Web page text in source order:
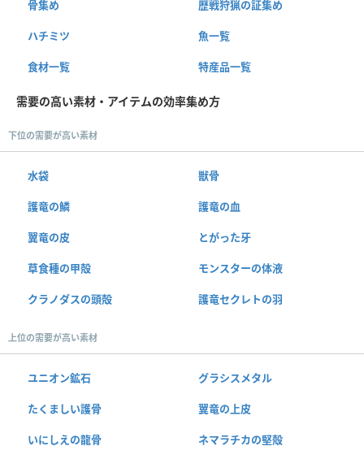
骨集め 歴戦狩猟の証集め
ハチミツ 魚一覧
食材一覧 特産品一覧
需要の高い素材・アイテムの効率集め方
下位の需要が高い素材
水袋 獣骨
護竜の鱗 護竜の血
翼竜の皮 とがった牙
草食種の甲殻 モンスターの体液
クラノダスの頭殻 護竜セクレトの羽
上位の需要が高い素材
ユニオン鉱石 グラシスメタル
たくましい護骨 翼竜の上皮
いにしえの龍骨 ネマラチカの堅殻